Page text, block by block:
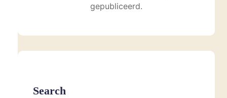
gepubliceerd.
Search